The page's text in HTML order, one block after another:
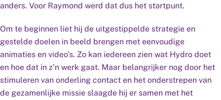
anders. Voor Raymond werd dat dus het startpunt.
Om te beginnen liet hij de uitgestippelde strategie en
gestelde doelen in beeld brengen met eenvoudige
animaties en video’s. Zo kan iedereen zien wat Hydro doet
en hoe dat in z’n werk gaat. Maar belangrijker nog door het
stimuleren van onderling contact en het onderstrepen van
de gezamenlijke missie slaagde hij er samen met het